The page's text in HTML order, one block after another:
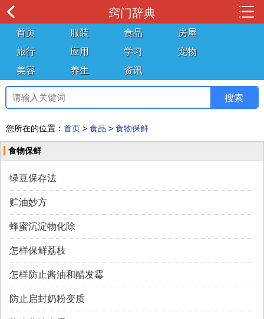
窍门辞典
首页 服装 食品
房屋
旅行
应用 学习
宠物
美容
养生 资讯
您所在的位置： 首页 > 食品 > 食物保鲜
食物保鲜
绿豆保存法
贮油妙方
蜂蜜沉淀物化除
怎样保鲜荔枝
怎样防止酱油和醋发霉
防止启封奶粉变质